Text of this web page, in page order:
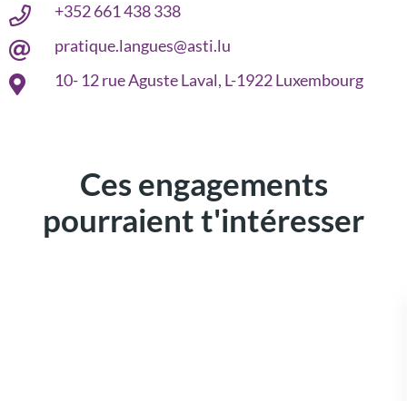
+352 661 438 338
pratique.langues@asti.lu
10- 12 rue Aguste Laval, L-1922 Luxembourg
Ces engagements
pourraient t'intéresser